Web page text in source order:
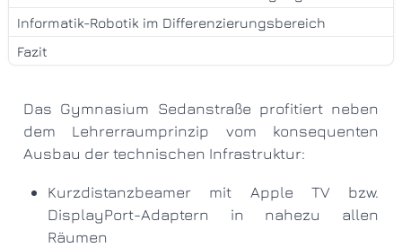
Informatik-Robotik im Differenzierungsbereich
Fazit
Das Gymnasium Sedanstraße profitiert neben
dem Lehrerraumprinzip vom konsequenten
Ausbau der technischen Infrastruktur:
Kurzdistanzbeamer mit Apple TV bzw.
DisplayPort-Adaptern in nahezu allen
Räumen